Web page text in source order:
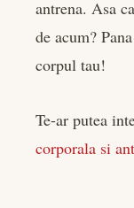
antrena. Asa
de acum?
corpul tau!
Te-ar putea
corporala si